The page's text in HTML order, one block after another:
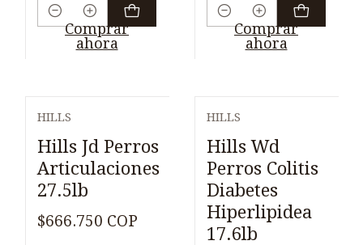
Cantidad
Comprar
ahora
Cantidad
Comprar
ahora
HILLS
Hills Jd Perros
Articulaciones
27.5lb
$666.750 COP
HILLS
Hills Wd
Perros Colitis
Diabetes
Hiperlipidea
17.6lb